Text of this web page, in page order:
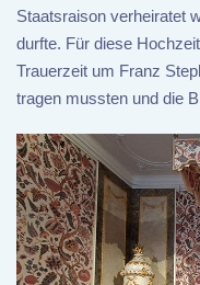
Staatsraison verheiratet
durfte. Für diese
Trauerzeit um Franz
tragen mussten und die